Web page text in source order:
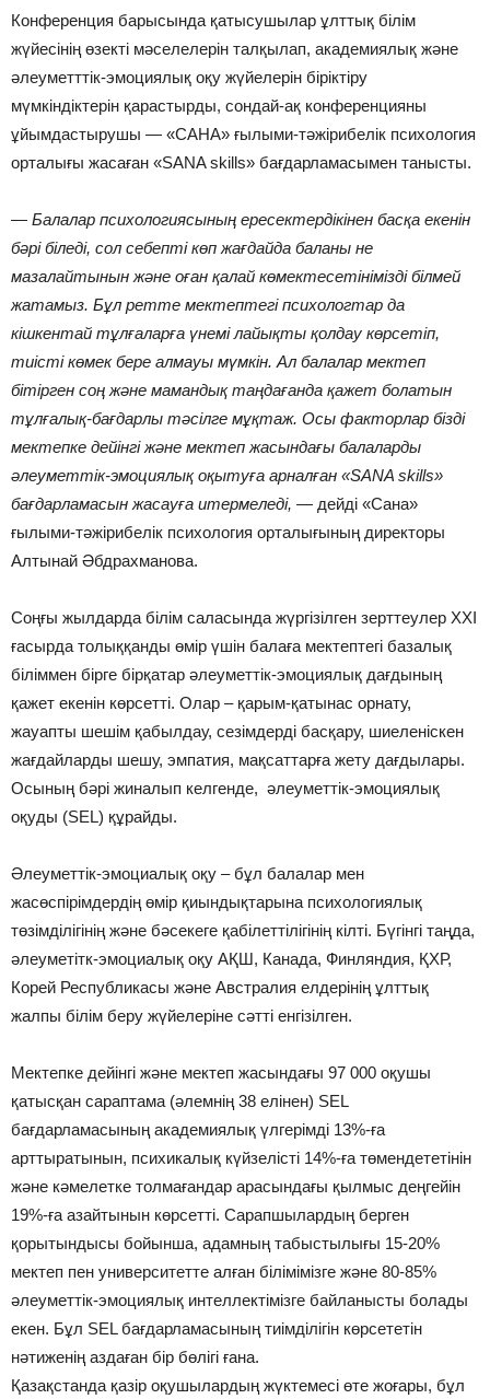
Конференция барысында қатысушылар ұлттық білім
жүйесінің өзекті мәселелерін талқылап, академиялық және
әлеуметттік-эмоциялық оқу жүйелерін біріктіру
мүмкіндіктерін қарастырды, сондай-ақ конференцияны
ұйымдастырушы — «САНА» ғылыми-тәжірибелік психология
орталығы жасаған «SANA skills» бағдарламасымен танысты.
— Балалар психологиясының ересектердікінен басқа екенін
бәрі біледі, сол себепті көп жағдайда баланы не
мазалайтынын және оған қалай көмектесетінімізді білмей
жатамыз. Бұл ретте мектептегі психологтар да
кішкентай тұлғаларға үнемі лайықты қолдау көрсетіп,
тиісті көмек бере алмауы мүмкін. Ал балалар мектеп
бітірген соң және мамандық таңдағанда қажет болатын
тұлғалық-бағдарлы тәсілге мұқтаж. Осы факторлар бізді
мектепке дейінгі және мектеп жасындағы балаларды
әлеуметтік-эмоциялық оқытуға арналған «SANA skills»
бағдарламасын жасауға итермеледі, — дейді «Сана»
ғылыми-тәжірибелік психология орталығының директоры
Алтынай Әбдрахманова.
Соңғы жылдарда білім саласында жүргізілген зерттеулер XXI
ғасырда толыққанды өмір үшін балаға мектептегі базалық
біліммен бірге бірқатар әлеуметтік-эмоциялық дағдының
қажет екенін көрсетті. Олар – қарым-қатынас орнату,
жауапты шешім қабылдау, сезімдерді басқару, шиеленіскен
жағдайларды шешу, эмпатия, мақсаттарға жету дағдылары.
Осының бәрі жиналып келгенде, әлеуметтік-эмоциялық
оқуды (SEL) құрайды.
Әлеуметтік-эмоциалық оқу – бұл балалар мен
жасөспірімдердің өмір қиындықтарына психологиялық
төзімділігінің және бәсекеге қабілеттілігінің кілті. Бүгінгі таңда,
әлеуметітк-эмоциалық оқу АҚШ, Канада, Финляндия, ҚХР,
Корей Республикасы және Австралия елдерінің ұлттық
жалпы білім беру жүйелеріне сәтті енгізілген.
Мектепке дейінгі және мектеп жасындағы 97 000 оқушы
қатысқан сараптама (әлемнің 38 елінен) SEL
бағдарламасының академиялық үлгерімді 13%-ға
арттыратынын, психикалық күйзелісті 14%-ға төмендететінін
және кәмелетке толмағандар арасындағы қылмыс деңгейін
19%-ға азайтынын көрсетті. Сарапшылардың берген
қорытындысы бойынша, адамның табыстылығы 15-20%
мектеп пен университетте алған білімімізге және 80-85%
әлеуметтік-эмоциялық интеллектімізге байланысты болады
екен. Бұл SEL бағдарламасының тиімділігін көрсететін
нәтиженің аздаған бір бөлігі ғана.
Қазақстанда қазір оқушылардың жүктемесі өте жоғары, бұл